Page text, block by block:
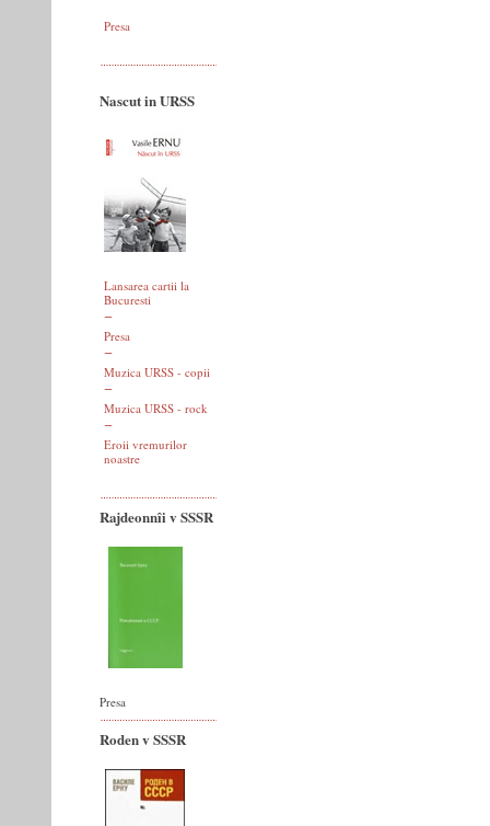
Presa
Nascut in URSS
Lansarea cartii la
Bucuresti
Presa
Muzica URSS - copii
Muzica URSS - rock
Eroii vremurilor
noastre
Rajdeonnîi v SSSR
Presa
Roden v SSSR